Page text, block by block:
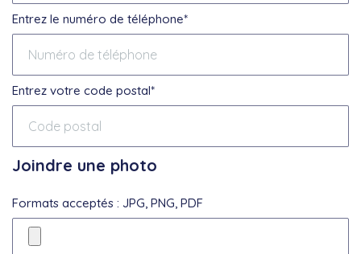
Entrez le numéro de téléphone*
Entrez votre code postal*
Joindre une photo
Formats acceptés : JPG, PNG, PDF